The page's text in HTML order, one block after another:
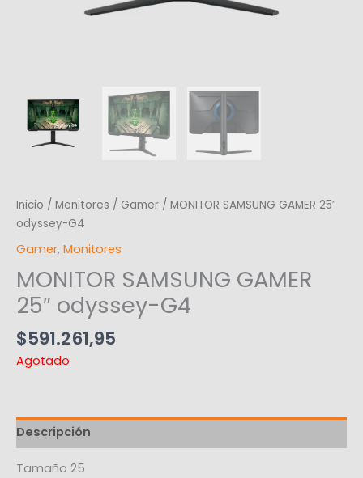
Inicio / Monitores / Gamer / MONITOR SAMSUNG GAMER 25″
odyssey-G4
Gamer, Monitores
MONITOR SAMSUNG GAMER
25″ odyssey-G4
$591.261,95
Agotado
Descripción
Tamaño 25